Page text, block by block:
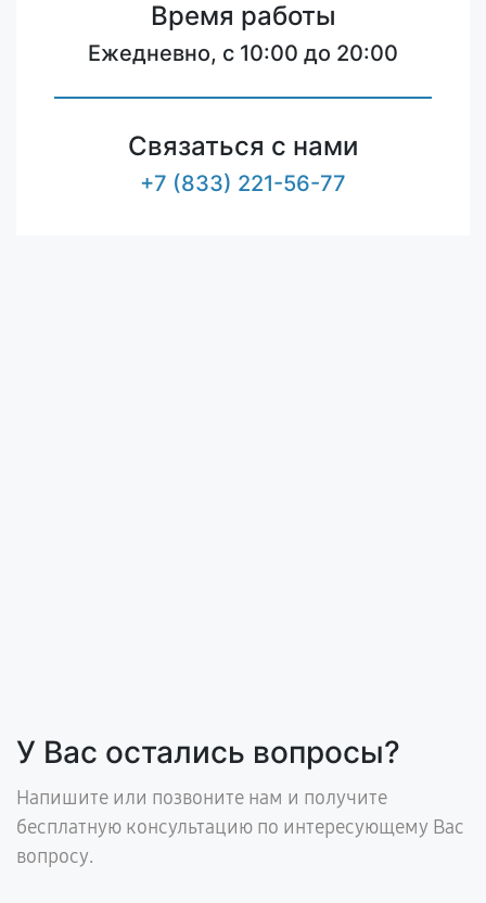
Время работы
Ежедневно, с 10:00 до 20:00
Связаться с нами
+7 (833) 221-56-77
У Вас остались вопросы?
Напишите или позвоните нам и получите
бесплатную консультацию по интересующему Вас
вопросу.